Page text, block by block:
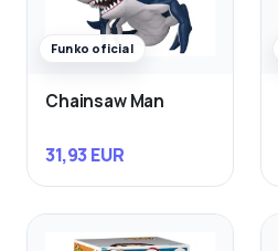
Funko oficial
Chainsaw Man
31,93 EUR